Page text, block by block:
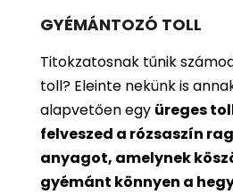
GYÉMÁNTOZÓ TOLL
Titokzatosnak tűnik
toll? Eleinte nekünk is
alapvetően egy üreges
felveszed a rózsaszín
anyagot, amelynek
gyémánt könnyen a